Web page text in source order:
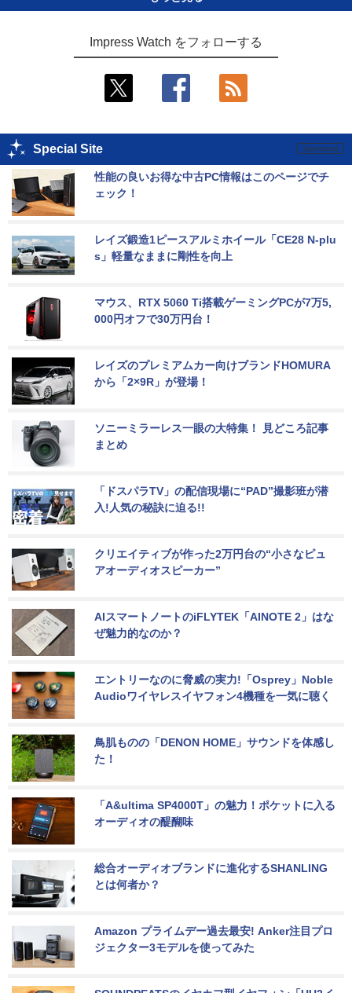
Impress Watch をフォローする
Special Site
性能の良いお得な中古PC情報はこのページでチ
ェック！
レイズ鍛造1ピースアルミホイール「CE28 N-plu
s」軽量なままに剛性を向上
マウス、RTX 5060 Ti搭載ゲーミングPCが7万5,
000円オフで30万円台！
レイズのプレミアムカー向けブランドHOMURA
から「2×9R」が登場！
ソニーミラーレス一眼の大特集！ 見どころ記事
まとめ
「ドスパラTV」の配信現場に“PAD”撮影班が潜
入!人気の秘訣に迫る!!
クリエイティブが作った2万円台の“小さなピュ
アオーディオスピーカー”
AIスマートノートのiFLYTEK「AINOTE 2」はな
ぜ魅力的なのか？
エントリーなのに脅威の実力!「Osprey」Noble
Audioワイヤレスイヤフォン4機種を一気に聴く
鳥肌ものの「DENON HOME」サウンドを体感し
た！
「A&ultima SP4000T」の魅力！ポケットに入る
オーディオの醍醐味
総合オーディオブランドに進化するSHANLING
とは何者か？
Amazon プライムデー過去最安! Anker注目プロ
ジェクター3モデルを使ってみた